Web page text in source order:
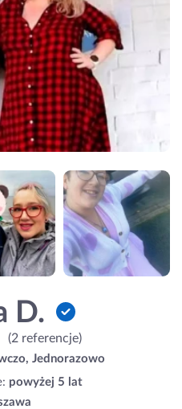
D.
(2 referencje)
Jednorazowo
powyżej 5 lat